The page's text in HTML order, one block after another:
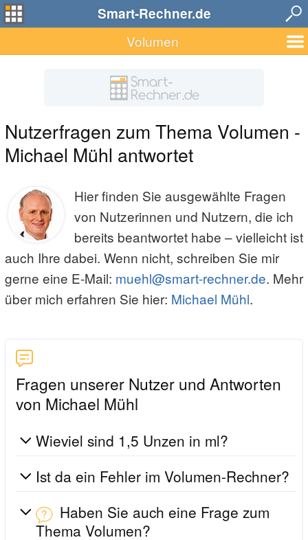
Smart-Rechner.de
Volumen
Nutzerfragen zum Thema Volumen -
Michael Mühl antwortet
Hier finden Sie ausgewählte Fragen
von Nutzerinnen und Nutzern, die ich
bereits beantwortet habe – vielleicht ist
auch Ihre dabei. Wenn nicht, schreiben Sie mir
gerne eine E-Mail: muehl@smart-rechner.de. Mehr
über mich erfahren Sie hier: Michael Mühl.
Fragen unserer Nutzer und Antworten
von Michael Mühl
Wieviel sind 1,5 Unzen in ml?
Ist da ein Fehler im Volumen-Rechner?
Haben Sie auch eine Frage zum
Thema Volumen?